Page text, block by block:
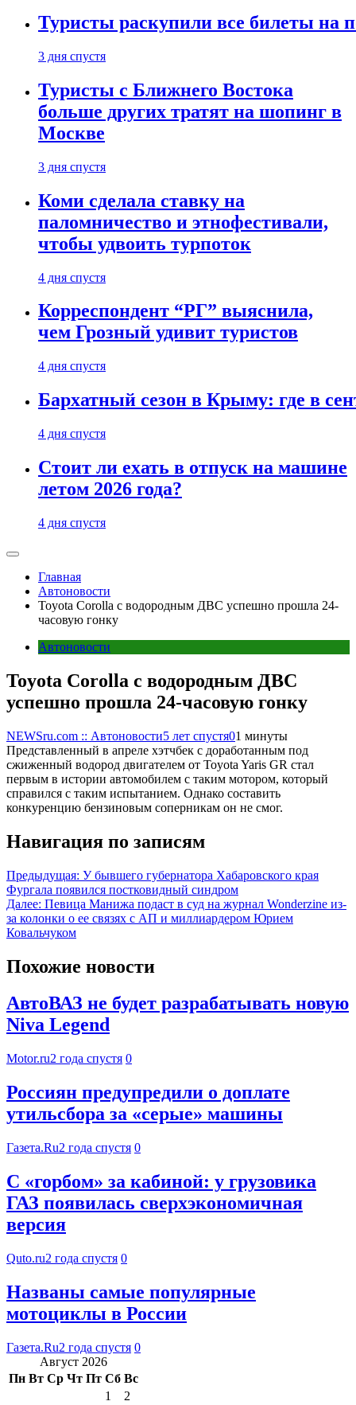
Туристы раскупили все билеты на
3 дня спустя
Туристы с Ближнего Востока
больше других тратят на шопинг в
Москве
3 дня спустя
Коми сделала ставку на
паломничество и этнофестивали,
чтобы удвоить турпоток
4 дня спустя
Корреспондент “РГ” выяснила,
чем Грозный удивит туристов
4 дня спустя
Бархатный сезон в Крыму: где в
4 дня спустя
Стоит ли ехать в отпуск на машине
летом 2026 года?
4 дня спустя
Главная
Автоновости
Toyota Corolla с водородным ДВС успешно прошла 24-
часовую гонку
Автоновости
Toyota Corolla с водородным ДВС
успешно прошла 24-часовую гонку
NEWSru.com :: Автоновости5 лет спустя01 минуты
Представленный в апреле хэтчбек с доработанным под
сжиженный водород двигателем от Toyota Yaris GR стал
первым в истории автомобилем с таким мотором, который
справился с таким испытанием. Однако составить
конкуренцию бензиновым соперникам он не смог.
Навигация по записям
Предыдущая: У бывшего губернатора Хабаровского края
Фургала появился постковидный синдром
Далее: Певица Манижа подаст в суд на журнал Wonderzine из-
за колонки о ее связях с АП и миллиардером Юрием
Ковальчуком
Похожие новости
АвтоВАЗ не будет разрабатывать новую
Niva Legend
Motor.ru2 года спустя 0
Россиян предупредили о доплате
утильсбора за «серые» машины
Газета.Ru2 года спустя 0
С «горбом» за кабиной: у грузовика
ГАЗ появилась сверхэкономичная
версия
Quto.ru2 года спустя 0
Названы самые популярные
мотоциклы в России
Газета.Ru2 года спустя 0
Август 2026
Пн Вт Ср Чт Пт Сб Вс
1
2